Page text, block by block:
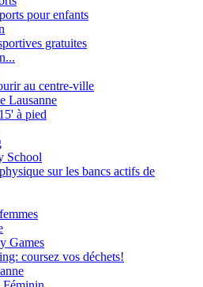
pour enfants
gratuites
au centre-ville
Lausanne
à pied
School
sur les bancs actifs de
Games
coursez vos déchets!